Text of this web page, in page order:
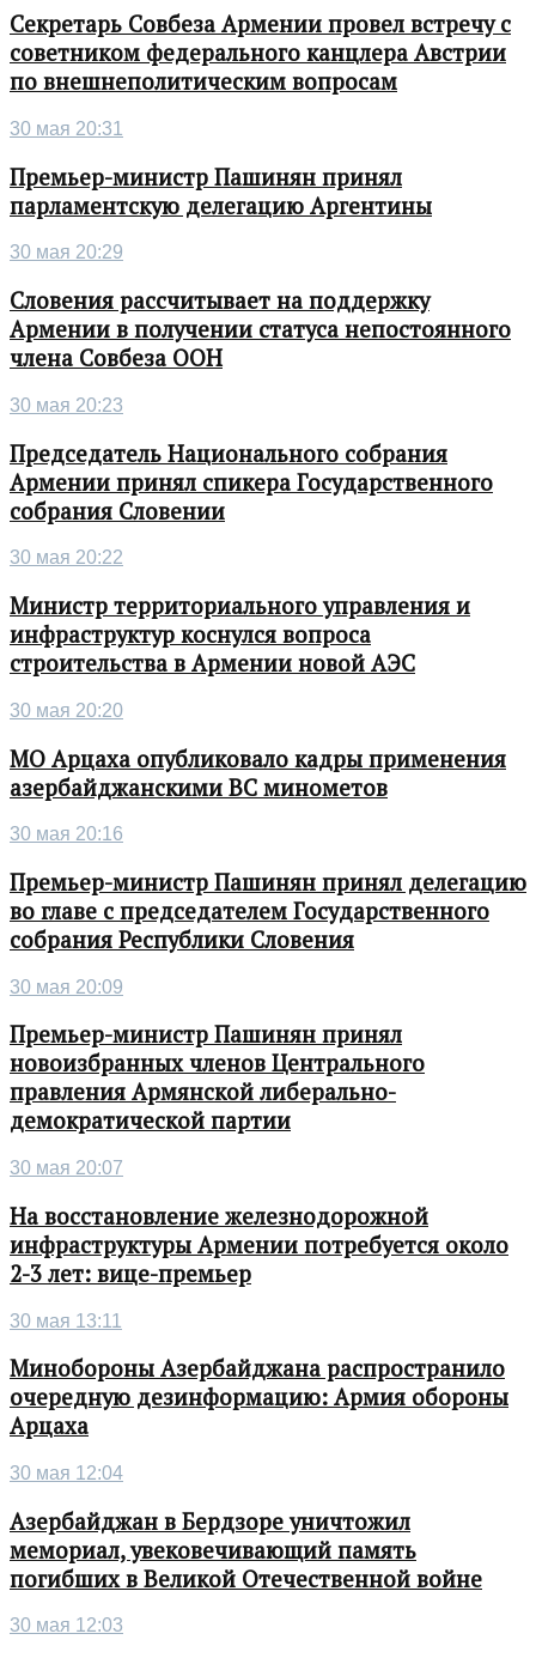
Секретарь Совбеза Армении провел встречу с
советником федерального канцлера Австрии
по внешнеполитическим вопросам
30 мая 20:31
Премьер-министр Пашинян принял
парламентскую делегацию Аргентины
30 мая 20:29
Словения рассчитывает на поддержку
Армении в получении статуса непостоянного
члена Совбеза ООН
30 мая 20:23
Председатель Национального собрания
Армении принял спикера Государственного
собрания Словении
30 мая 20:22
Министр территориального управления и
инфраструктур коснулся вопроса
строительства в Армении новой АЭС
30 мая 20:20
МО Арцаха опубликовало кадры применения
азербайджанскими ВС минометов
30 мая 20:16
Премьер-министр Пашинян принял делегацию
во главе с председателем Государственного
собрания Республики Словения
30 мая 20:09
Премьер-министр Пашинян принял
новоизбранных членов Центрального
правления Армянской либерально-
демократической партии
30 мая 20:07
На восстановление железнодорожной
инфраструктуры Армении потребуется около
2-3 лет: вице-премьер
30 мая 13:11
Минобороны Азербайджана распространило
очередную дезинформацию: Армия обороны
Арцаха
30 мая 12:04
Азербайджан в Бердзоре уничтожил
мемориал, увековечивающий память
погибших в Великой Отечественной войне
30 мая 12:03